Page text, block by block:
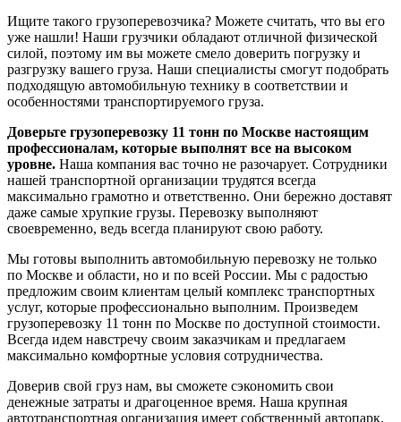
Ищите такого грузоперевозчика? Можете считать, что вы его
уже нашли! Наши грузчики обладают отличной физической
силой, поэтому им вы можете смело доверить погрузку и
разгрузку вашего груза. Наши специалисты смогут подобрать
подходящую автомобильную технику в соответствии и
особенностями транспортируемого груза.
Доверьте грузоперевозку 11 тонн по Москве настоящим
профессионалам, которые выполнят все на высоком
уровне. Наша компания вас точно не разочарует. Сотрудники
нашей транспортной организации трудятся всегда
максимально грамотно и ответственно. Они бережно доставят
даже самые хрупкие грузы. Перевозку выполняют
своевременно, ведь всегда планируют свою работу.
Мы готовы выполнить автомобильную перевозку не только
по Москве и области, но и по всей России. Мы с радостью
предложим своим клиентам целый комплекс транспортных
услуг, которые профессионально выполним. Произведем
грузоперевозку 11 тонн по Москве по доступной стоимости.
Всегда идем навстречу своим заказчикам и предлагаем
максимально комфортные условия сотрудничества.
Доверив свой груз нам, вы сможете сэкономить свои
денежные затраты и драгоценное время. Наша крупная
автотранспортная организация имеет собственный автопарк.